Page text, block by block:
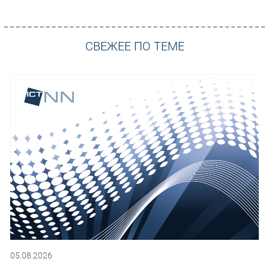
Каталог компаний
СВЕЖЕЕ ПО ТЕМЕ
05.08.2026